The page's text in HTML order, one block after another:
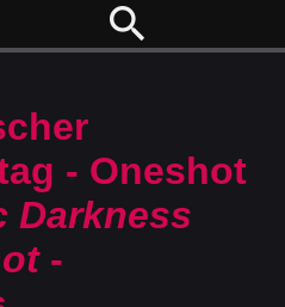
search
- Oneshot
Darkness
-